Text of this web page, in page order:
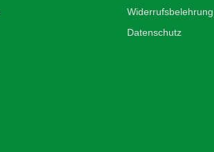
Widerrufsbelehrung
Datenschutz